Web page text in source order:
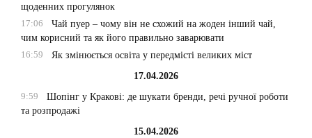
щоденних прогулянок
17:06
Чай пуер – чому він не схожий на жоден інший чай,
чим корисний та як його правильно заварювати
16:59
Як змінюється освіта у передмісті великих міст
17.04.2026
9:59
Шопінг у Кракові: де шукати бренди, речі ручної роботи
та розпродажі
15.04.2026